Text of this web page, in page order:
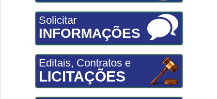
Solicitar
INFORMAÇÕES
Editais, Contratos e
LICITAÇÕES